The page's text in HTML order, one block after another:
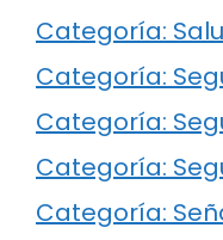
Categoría:
Categoría:
Categoría:
Categoría:
Categoría: